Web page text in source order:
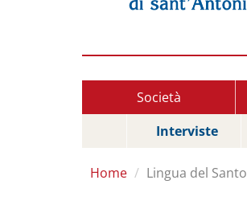
Società
Interviste
Home Lingua del Santo